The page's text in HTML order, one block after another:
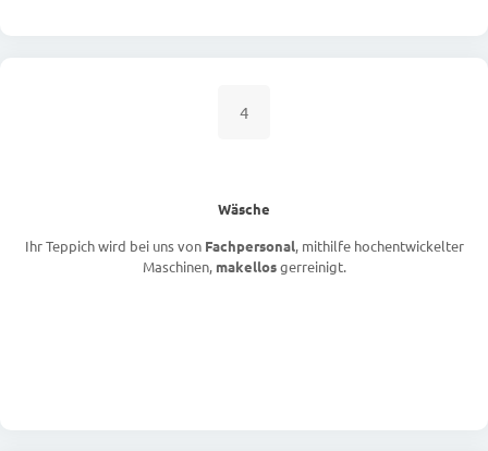
4
Wäsche
Ihr Teppich wird bei uns von Fachpersonal, mithilfe hochentwickelter
Maschinen, makellosgerreinigt.